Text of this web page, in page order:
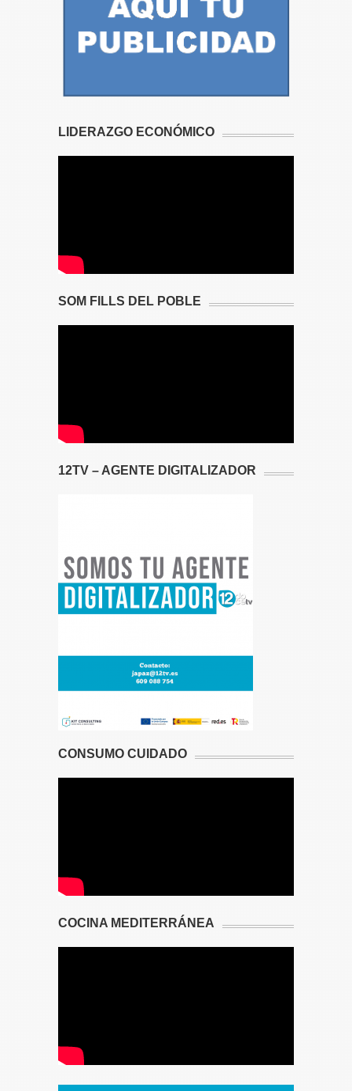
LIDERAZGO ECONÓMICO
SOM FILLS DEL POBLE
12TV – AGENTE DIGITALIZADOR
CONSUMO CUIDADO
COCINA MEDITERRÁNEA